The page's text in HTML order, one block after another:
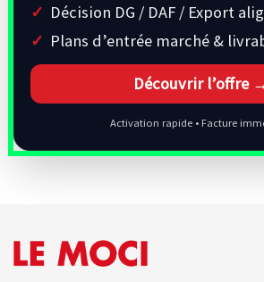
Décision DG / DAF / Export
Plans d’entrée marché &
Découvrir l’offre
Activation rapide • Facture